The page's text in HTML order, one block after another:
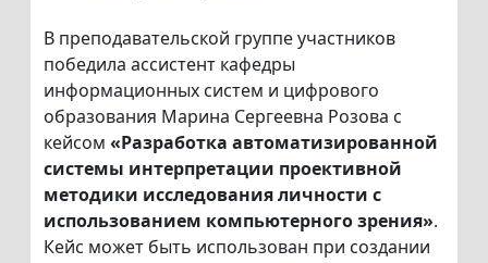
В преподавательской группе участников
победила ассистент кафедры
информационных систем и цифрового
образования Марина Сергеевна Розова с
кейсом «Разработка автоматизированной
системы интерпретации проективной
методики исследования личности с
использованием компьютерного зрения».
Кейс может быть использован при создании